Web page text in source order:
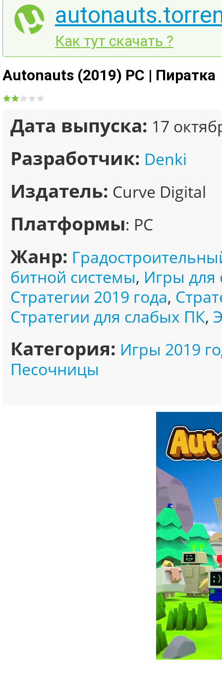
Как тут скачать ?
Autonauts (2019) PC | Пиратка
Дата выпуска: 17
Разработчик: Denki
Издатель: Curve Digital
Платформы: PC
Жанр:
битной системы, Игры для
Стратегии 2019 года,
Стратегии для слабых ПК,
Категория: Игры 2019
Песочницы